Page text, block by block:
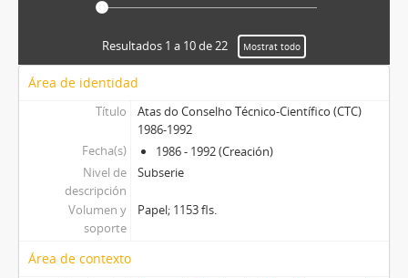
Resultados 1 a 10 de 22 Mostrat todo
Área de identidad
Título
Atas do Conselho Técnico-Científico (CTC)
1986-1992
Fecha(s)
1986 - 1992 (Creación)
Nivel de
descripción
Subserie
Volumen y
soporte
Papel; 1153 fls.
Área de contexto